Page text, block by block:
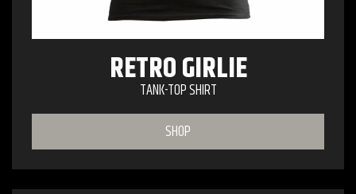
RETRO GIRLIE
TANK-TOP SHIRT
SHOP